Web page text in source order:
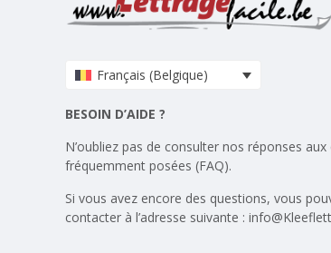
Français (Belgique)
BESOIN D’AIDE ?
N’oubliez pas de consulter nos réponses aux
fréquemment posées (FAQ).
Si vous avez encore des questions, vous
contacter à l’adresse suivante :